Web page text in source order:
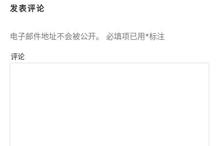
发表评论
电子邮件地址不会被公开。 必填项已用 *标注
评论